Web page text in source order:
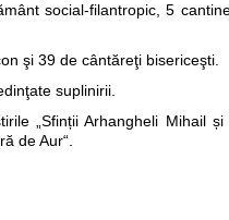
so­cial‑filantropic, 5
şi 39 de cân­tăreţi bise­riceşti.
su­plinirii.
„Sfinții Arhangheli Mihail și
de Aur“.